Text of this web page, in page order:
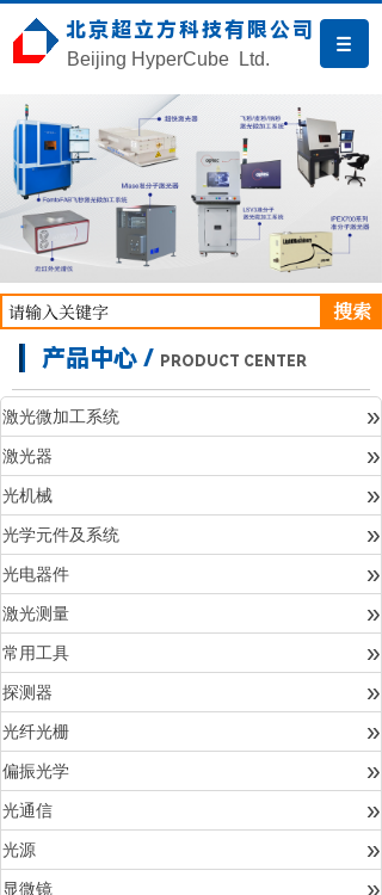
北京超立方科技有限公司
Beijing HyperCube Ltd.
搜索
产品中心 / PRODUCT CENTER
激光微加工系统 »
激光器 »
光机械 »
光学元件及系统 »
光电器件 »
激光测量 »
常用工具 »
探测器 »
光纤光栅 »
偏振光学 »
光通信 »
光源 »
显微镜 »